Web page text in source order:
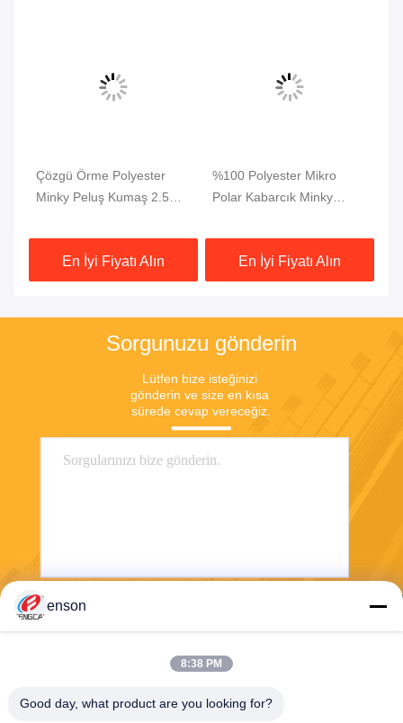
Çözgü Örme Polyester
Minky Peluş Kumaş 2.5mm
En İyi Fiyatı Alın
%100 Polyester Mikro
Polar Kabarcık Minky
Sertifikası
En İyi Fiyatı Alın
Sorgunuzu gönderin
Lütfen bize isteğinizi
gönderin ve size en kısa
sürede cevap vereceğiz.
enson
8:38 PM
Good day, what product are you looking for?